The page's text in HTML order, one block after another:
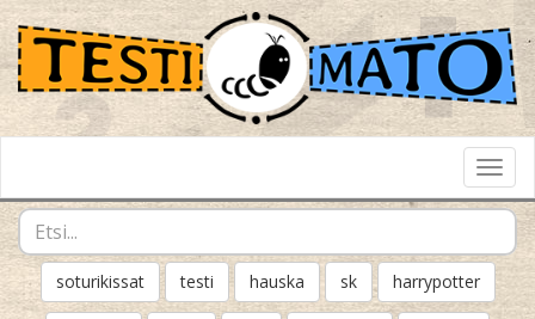
soturikissat testi hauska sk harrypotter